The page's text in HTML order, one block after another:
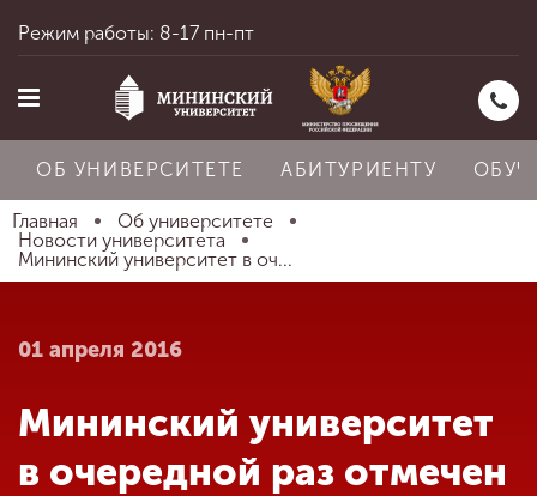
Главная
Абитуриенту
Режим работы: 8-17 пн-пт
ОБ УНИВЕРСИТЕТЕ АБИТУРИЕНТУ
Главная
Об университете
Новости университета
Мининский университет в оч...
01 апреля 2016
Мининский университет
в очередной раз отмечен